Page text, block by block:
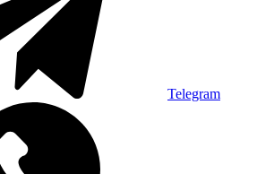
Telegram